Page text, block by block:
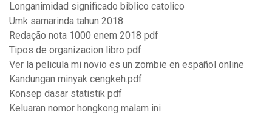
Longanimidad significado biblico catolico
Umk samarinda tahun 2018
Redação nota 1000 enem 2018 pdf
Tipos de organizacion libro pdf
Ver la pelicula mi novio es un zombie en español online
Kandungan minyak cengkeh.pdf
Konsep dasar statistik pdf
Keluaran nomor hongkong malam ini